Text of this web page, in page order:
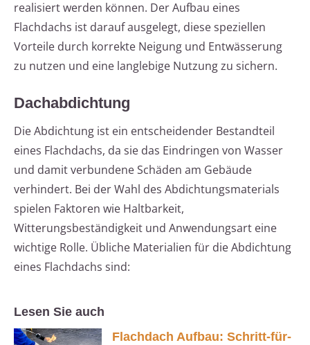
realisiert werden können. Der Aufbau eines
Flachdachs ist darauf ausgelegt, diese speziellen
Vorteile durch korrekte Neigung und Entwässerung
zu nutzen und eine langlebige Nutzung zu sichern.
Dachabdichtung
Die Abdichtung ist ein entscheidender Bestandteil
eines Flachdachs, da sie das Eindringen von Wasser
und damit verbundene Schäden am Gebäude
verhindert. Bei der Wahl des Abdichtungsmaterials
spielen Faktoren wie Haltbarkeit,
Witterungsbeständigkeit und Anwendungsart eine
wichtige Rolle. Übliche Materialien für die Abdichtung
eines Flachdachs sind:
Lesen Sie auch
Flachdach Aufbau: Schritt-für-